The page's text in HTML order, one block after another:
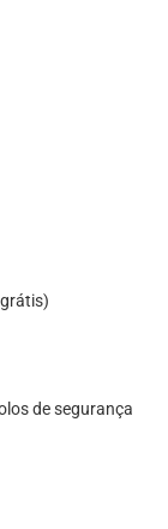
de segurança